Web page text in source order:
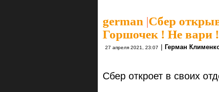
german |Сбер
Горшочек ! Не вари !
27 апреля 2021, 23:07 | Герман
Сбер откроет в своих